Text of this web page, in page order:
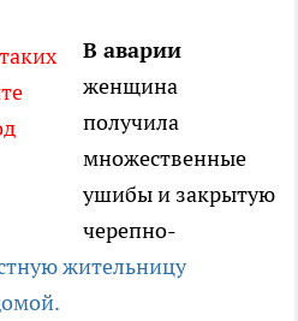
В аварии
женщина
получила
множественные
ушибы и закрытую
черепно-
жительницу